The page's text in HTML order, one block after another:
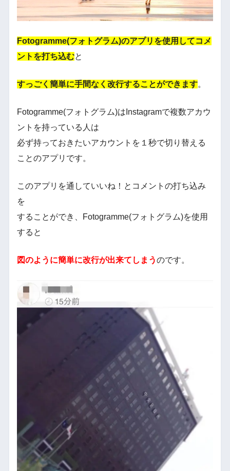
Fotogramme(フォトグラム)のアプリを使用してコメ
ントを打ち込むと
すっごく簡単に手間なく改行することができます。
Fotogramme(フォトグラム)はInstagramで複数アカウ
ントを持っている人は
必ず持っておきたいアカウントを１秒で切り替える
ことのアプリです。
このアプリを通していいね！とコメントの打ち込み
を
することができ、Fotogramme(フォトグラム)を使用
すると
図のように簡単に改行が出来てしまうのです。